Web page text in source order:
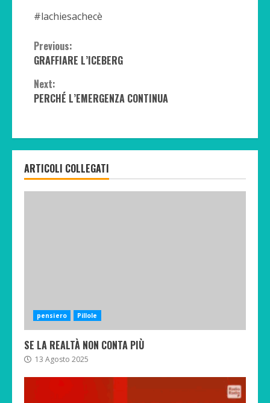
#lachiesachecè
Continue
Reading
Previous:
GRAFFIARE L’ICEBERG
Next:
PERCHÉ L’EMERGENZA CONTINUA
ARTICOLI COLLEGATI
pensiero Pillole
SE LA REALTÀ NON CONTA PIÙ
13 Agosto 2025